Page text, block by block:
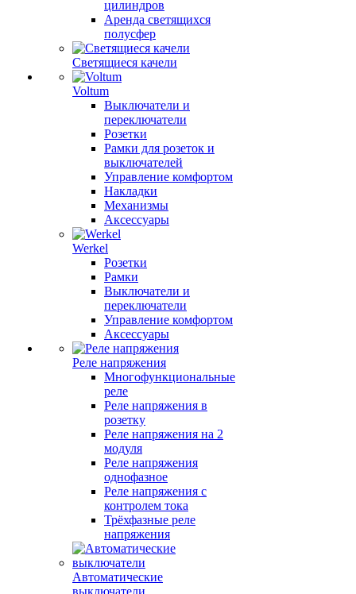
цилиндров
Аренда светящихся
полусфер
Светящиеся качели
Voltum
Выключатели и
переключатели
Розетки
Рамки для розеток и
выключателей
Управление комфортом
Накладки
Механизмы
Аксессуары
Werkel
Розетки
Рамки
Выключатели и
переключатели
Управление комфортом
Аксессуары
Реле напряжения
Многофункциональные
реле
Реле напряжения в
розетку
Реле напряжения на 2
модуля
Реле напряжения
однофазное
Реле напряжения с
контролем тока
Трёхфазные реле
напряжения
Автоматические
выключатели